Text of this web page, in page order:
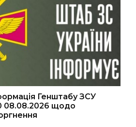
Генштабу ЗСУ
08.08.2026 щодо